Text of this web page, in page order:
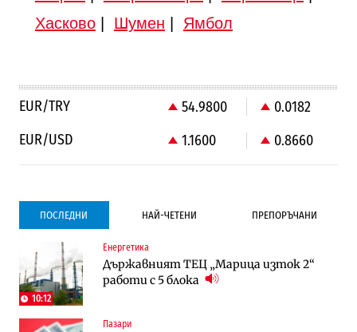
Хасково| Шумен Ямбол
EUR/TRY 54.9800
0.0182
EUR/USD
1.1600 0.8660
ПОСЛЕДНИ НАЙ-ЧЕТЕНИ ПРЕПОРЪЧАНИ
10:12
Енергетика
Държавният ТЕЦ „Марица изток 2“
работи с 5 блока
Пазари
Градоустройство
Столична община избра изпълнител за
преместването на трамвайното
Компании
Компании
Vivacom предлага над 150 устройства с
90% отстъпка през август
To:know